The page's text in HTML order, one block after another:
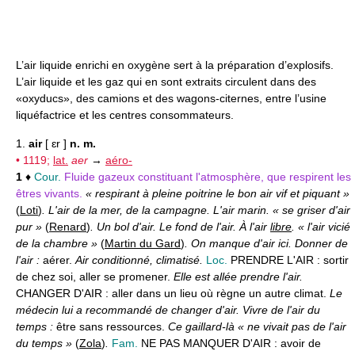
L’air liquide enrichi en oxygène sert à la préparation d’explosifs.
L’air liquide et les gaz qui en sont extraits circulent dans des
«oxyducs», des camions et des wagons-citernes, entre l’usine
liquéfactrice et les centres consommateurs.
1. air[ ɛr ] n. m.
• 1119; lat. aer → aéro-
1 ♦ Cour. Fluide gazeux constituant l'atmosphère, que respirent les
êtres vivants. « respirant à pleine poitrine le bon air vif et piquant »
(Loti) . L'air de la mer, de la campagne. L'air marin. « se griser d'air
pur » (Renard) . Un bol d'air. Le fond de l'air. À l'air libre . « l'air vicié
de la chambre » (Martin du Gard) . On manque d'air ici. Donner de
l'air : aérer. Air conditionné, climatisé. Loc. PRENDRE L'AIR : sortir
de chez soi, aller se promener. Elle est allée prendre l'air.
CHANGER D'AIR : aller dans un lieu où règne un autre climat. Le
médecin lui a recommandé de changer d'air. Vivre de l'air du
temps : être sans ressources. Ce gaillard-là « ne vivait pas de l'air
du temps » (Zola) Fam. NE PAS MANQUER D'AIR : avoir de